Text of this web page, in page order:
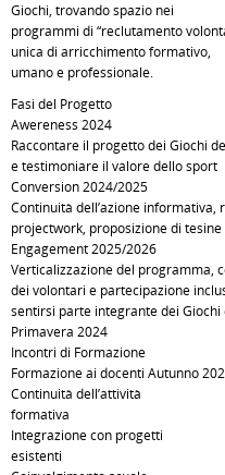
Giochi, trovando spazio nei
programmi di “reclutamento
unica di arricchimento formativo,
umano e professionale.
Fasi del Progetto
Awereness 2024
Raccontare il progetto dei Giochi
e testimoniare il valore dello sport
Conversion 2024/2025
Continuità dell’azione
projectwork, proposizione di
Engagement 2025/2026
Verticalizzazione del programma,
dei volontari e partecipazione
sentirsi parte integrante dei
Primavera 2024
Incontri di Formazione
Formazione ai docenti Autunno
Continuità dell’attività
formativa
Integrazione con progetti
esistenti